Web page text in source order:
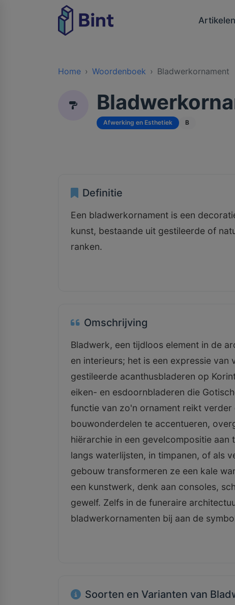
Artikelen
Home Woordenboek Bladwerkornament
Afwerking en Esthetiek B
Definitie
Een bladwerkornament is een
kunst, bestaande uit gestileerde of
ranken.
Omschrijving
Bladwerk, een tijdloos element in de
en interieurs; het is een expressie van
gestileerde acanthusbladeren op
eiken- en esdoornbladeren die
functie van zo'n ornament reikt
bouwonderdelen te accentueren,
hiërarchie in een gevelcompositie
langs waterlijsten, in timpanen, of als
gebouw transformeren ze een kale
een kunstwerk, denk aan consoles,
gewelf. Zelfs in de funeraire
bladwerkornamenten bij aan de
Soorten en Varianten van